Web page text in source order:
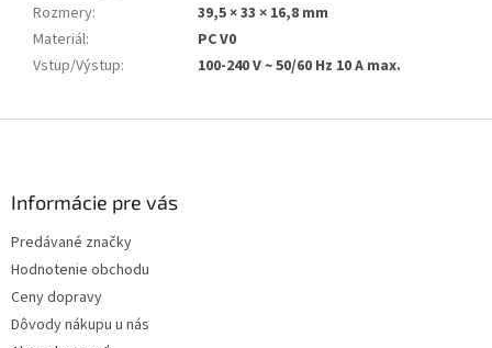
Rozmery:
39,5 × 33 × 16,8 mm
Materiál:
PC V0
Vstup/Výstup: 100-240 V ~ 50/60 Hz 10 A max.
Informácie pre vás
Predávané značky
Hodnotenie obchodu
Ceny dopravy
Dôvody nákupu u nás